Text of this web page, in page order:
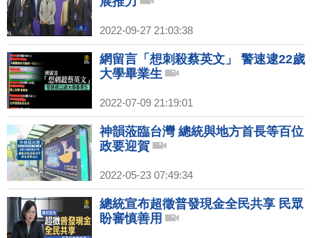
2022-09-27 21:03:38
網留言「想刺殺蔡英文」 警速逮22歲
大學畢業生
2022-07-09 21:19:01
神韻蒞臨台灣 總統與地方首長等百位
政要迎賀
2022-05-23 07:49:34
總統宣布超徵普發現金全民共享 民眾
盼審慎善用